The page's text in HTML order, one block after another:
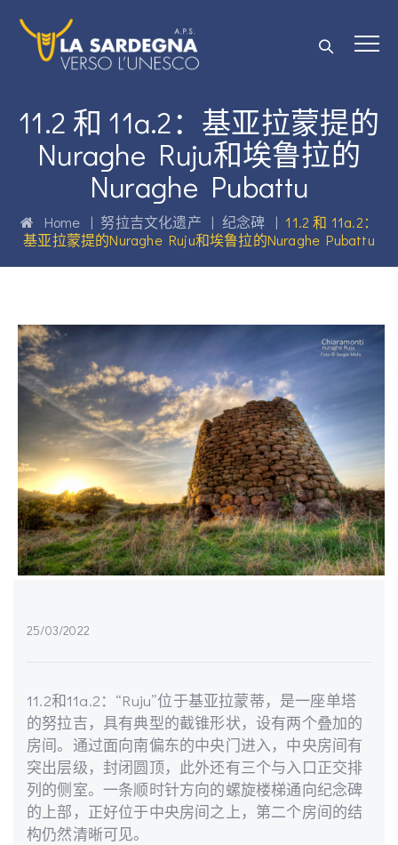
11.2 和 11a.2：基亚拉蒙提的
Nuraghe Ruju和埃鲁拉的
Nuraghe Pubattu
Home | 努拉吉文化遗产 | 纪念碑 | 11.2 和 11a.2：
基亚拉蒙提的Nuraghe Ruju和埃鲁拉的Nuraghe Pubattu
25/03/2022
11.2和11a.2：“Ruju”位于基亚拉蒙蒂，是一座单塔
的努拉吉，具有典型的截锥形状，设有两个叠加的
房间。通过面向南偏东的中央门进入，中央房间有
突出层级，封闭圆顶，此外还有三个与入口正交排
列的侧室。一条顺时针方向的螺旋楼梯通向纪念碑
的上部，正好位于中央房间之上，第二个房间的结
构仍然清晰可见。